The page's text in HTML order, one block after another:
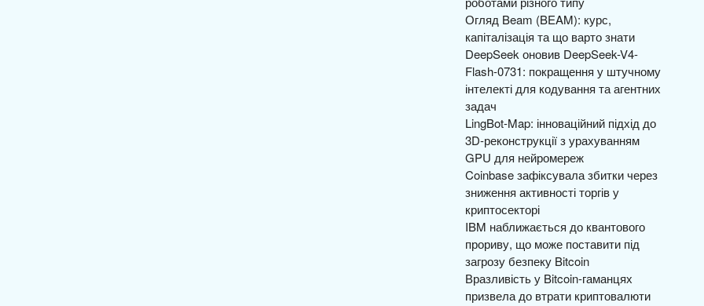
Огляд Beam (BEAM): курс,
капіталізація та що варто знати
DeepSeek оновив DeepSeek-V4-
Flash-0731: покращення у штучному
інтелекті для кодування та агентних
задач
LingBot-Map: інноваційний підхід до
3D-реконструкції з урахуванням
GPU для нейромереж
Coinbase зафіксувала збитки через
зниження активності торгів у
криптосекторі
IBM наближається до квантового
прориву, що може поставити під
загрозу безпеку Bitcoin
Вразливість у Bitcoin-гаманцях
призвела до втрати криптовалюти